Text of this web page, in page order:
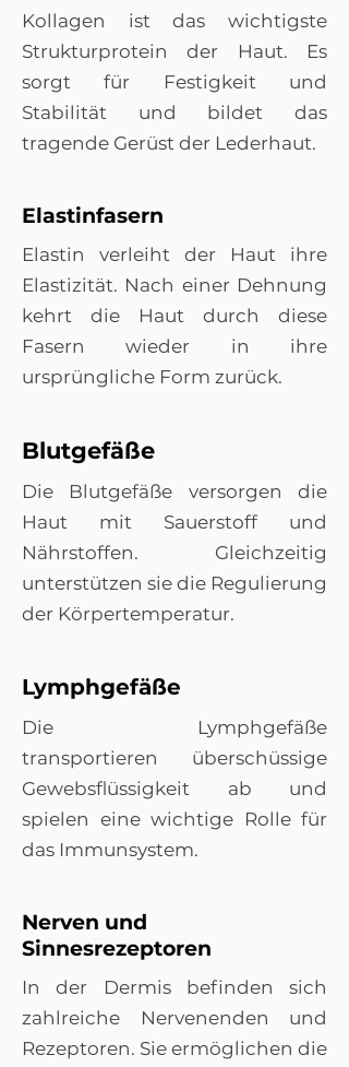
Kollagen ist das wichtigste
Strukturprotein der Haut. Es
sorgt für Festigkeit und
Stabilität und bildet das
tragende Gerüst der Lederhaut.
Elastinfasern
Elastin verleiht der Haut ihre
Elastizität. Nach einer Dehnung
kehrt die Haut durch diese
Fasern wieder in ihre
ursprüngliche Form zurück.
Blutgefäße
Die Blutgefäße versorgen die
Haut mit Sauerstoff und
Nährstoffen. Gleichzeitig
unterstützen sie die Regulierung
der Körpertemperatur.
Lymphgefäße
Die Lymphgefäße
transportieren überschüssige
Gewebsflüssigkeit ab und
spielen eine wichtige Rolle für
das Immunsystem.
Nerven und
Sinnesrezeptoren
In der Dermis befinden sich
zahlreiche Nervenenden und
Rezeptoren. Sie ermöglichen die